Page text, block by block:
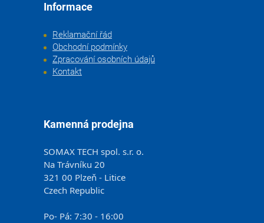
Informace
Reklamační řád
Obchodní podmínky
Zpracování osobních údajů
Kontakt
Kamenná prodejna
SOMAX TECH spol. s.r. o.
Na Trávníku 20
321 00 Plzeň - Litice
Czech Republic
Po- Pá: 7:30 - 16:00